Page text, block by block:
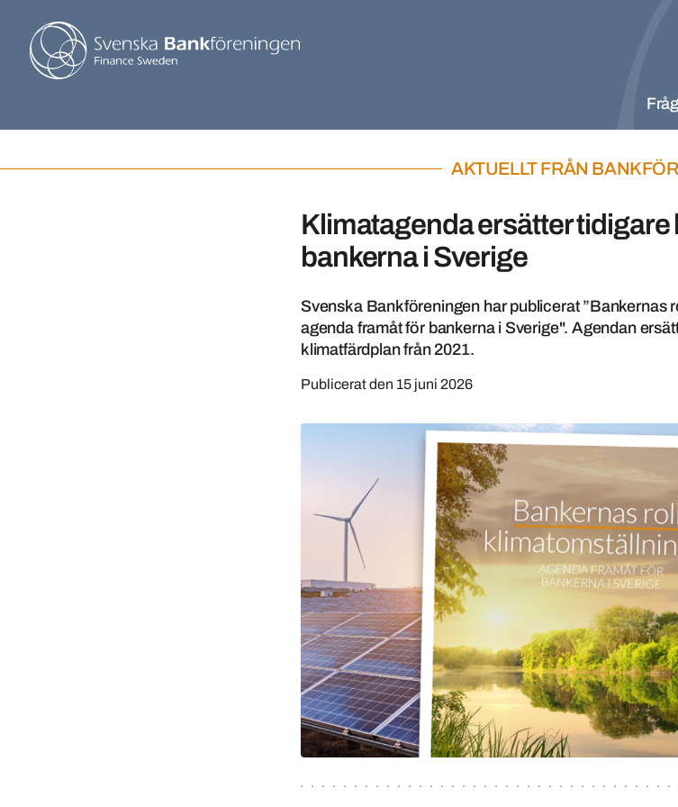
AKTUELLT FRÅN
Klimatagenda ersätter
bankerna i Sverige
Svenska Bankföreningen har publicerat ”Bankernas
agenda framåt för bankerna i Sverige". Agendan
klimatfärdplan från 2021.
Publicerat den 15 juni 2026